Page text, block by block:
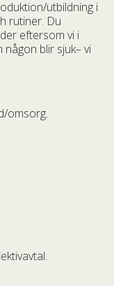
utbildning i
rutiner. Du
eftersom vi i
blir sjuk– vi
omsorg.